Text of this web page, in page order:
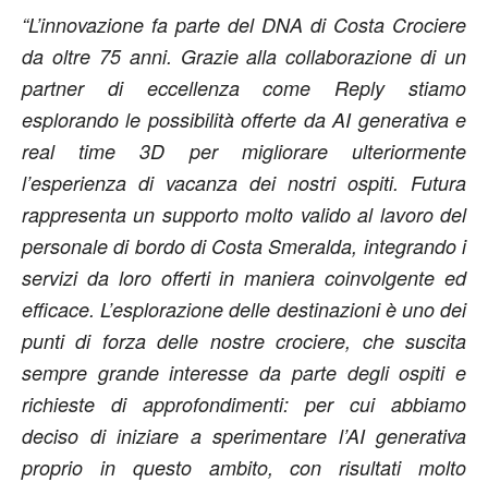
“L’innovazione fa parte del DNA di Costa Crociere
da oltre 75 anni. Grazie alla collaborazione di un
partner di eccellenza come Reply stiamo
esplorando le possibilità offerte da AI generativa e
real time 3D per migliorare ulteriormente
l’esperienza di vacanza dei nostri ospiti. Futura
rappresenta un supporto molto valido al lavoro del
personale di bordo di Costa Smeralda, integrando i
servizi da loro offerti in maniera coinvolgente ed
efficace. L’esplorazione delle destinazioni è uno dei
punti di forza delle nostre crociere, che suscita
sempre grande interesse da parte degli ospiti e
richieste di approfondimenti: per cui abbiamo
deciso di iniziare a sperimentare l’AI generativa
proprio in questo ambito, con risultati molto